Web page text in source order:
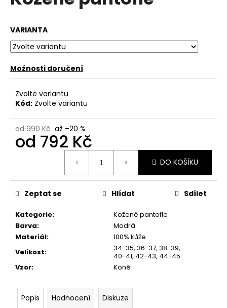
5
hvězdiček.
VARIANTA
Možnosti doručení
Zvolte variantu
Kód: Zvolte variantu
od 990 Kč až –20 %
od 792 Kč
DO KOŠÍKU
Kategorie:
Kožené pantofle
Barva:
Modrá
Materiál:
100% kůže
Velikost:
34-35, 36-37, 38-39,
40-41, 42-43, 44-45
Vzor: Koně
Zeptat se Hlídat Sdílet
Popis Hodnocení Diskuze
j
í
t
?
HLEDAT
p
o
u
č
u
e
m